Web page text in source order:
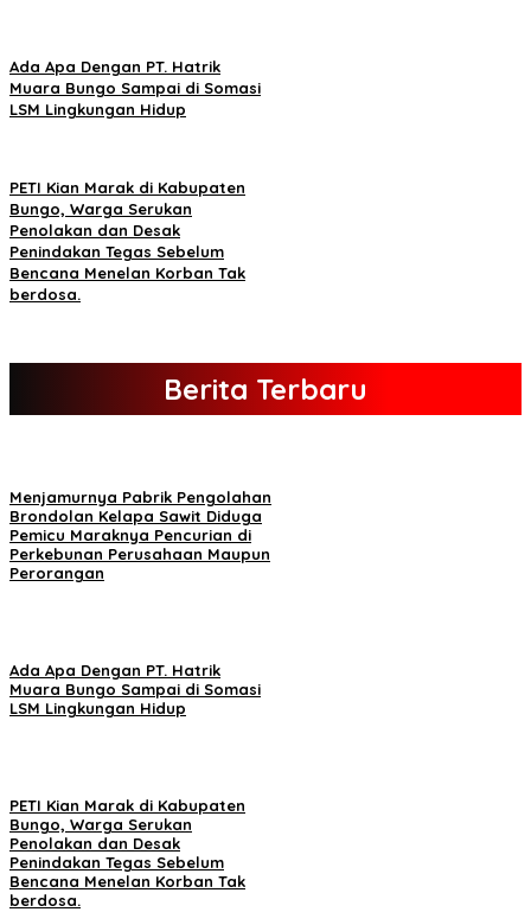
Ada Apa Dengan PT. Hatrik
Muara Bungo Sampai di Somasi
LSM Lingkungan Hidup
PETI Kian Marak di Kabupaten
Bungo, Warga Serukan
Penolakan dan Desak
Penindakan Tegas Sebelum
Bencana Menelan Korban Tak
berdosa.
Berita Terbaru
Menjamurnya Pabrik Pengolahan
Brondolan Kelapa Sawit Diduga
Pemicu Maraknya Pencurian di
Perkebunan Perusahaan Maupun
Perorangan
Ada Apa Dengan PT. Hatrik
Muara Bungo Sampai di Somasi
LSM Lingkungan Hidup
PETI Kian Marak di Kabupaten
Bungo, Warga Serukan
Penolakan dan Desak
Penindakan Tegas Sebelum
Bencana Menelan Korban Tak
berdosa.